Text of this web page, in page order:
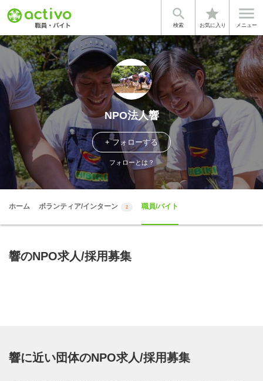

検索
star
お気に入り

メニュー
NPO法人響
+ フォローする
フォローとは？
ホーム ボランティア/インターン 2 職員/バイト
響のNPO求人/採用募集
響に近い団体のNPO求人/採用募集